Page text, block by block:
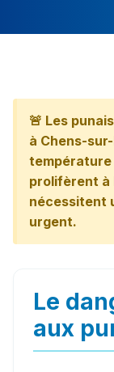
🚨 Les
à Chens-
température
prolifèrent
nécessitent
urgent.
Le
aux